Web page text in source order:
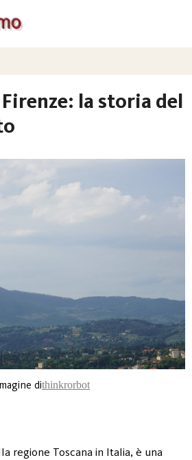
la storia del
dithinkrorbot
regione Toscana in Italia, è una